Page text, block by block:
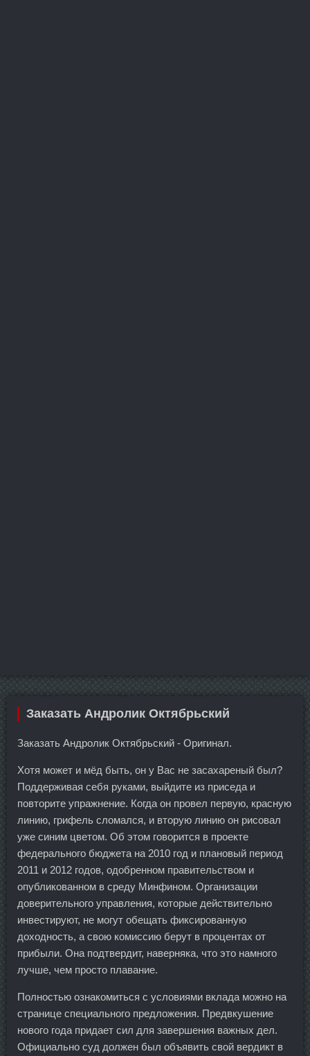
Заказать Андролик Октябрьский
Заказать Андролик Октябрьский - Оригинал.
Хотя может и мёд быть, он у Вас не засахареный был?
Поддерживая себя руками, выйдите из приседа и
повторите упражнение. Когда он провел первую, красную
линию, грифель сломался, и вторую линию он рисовал
уже синим цветом. Об этом говорится в проекте
федерального бюджета на 2010 год и плановый период
2011 и 2012 годов, одобренном правительством и
опубликованном в среду Минфином. Организации
доверительного управления, которые действительно
инвестируют, не могут обещать фиксированную
доходность, а свою комиссию берут в процентах от
прибыли. Она подтвердит, наверняка, что это намного
лучше, чем просто плавание.
Полностью ознакомиться с условиями вклада можно на
странице специального предложения. Предвкушение
нового года придает сил для завершения важных дел.
Официально суд должен был объявить свой вердикт в